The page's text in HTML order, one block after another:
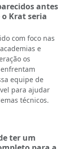
antes
Krat seria
com foco nas
e
os
equipe de
para ajudar
técnicos.
ter um